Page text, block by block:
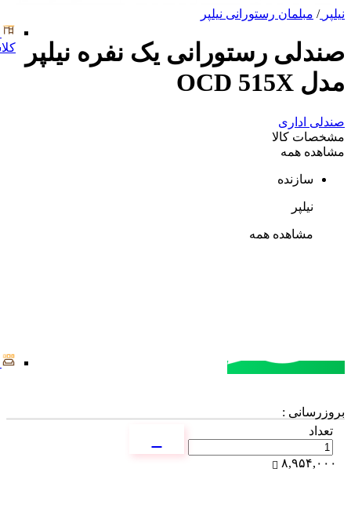
نیلپر / مبلمان رستورانی نیلپر
صندلی رستورانی یک نفره نیلپر
مدل OCD 515X
صندلی اداری
مشخصات کالا
مشاهده همه
سازنده
نیلپر
مشاهده همه
بروزرسانی :
تعداد
۸,۹۵۴,۰۰۰